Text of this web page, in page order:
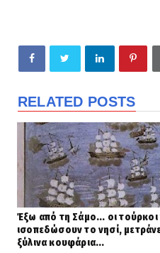
RELATED POSTS
Έξω από τη Σάμο... οι
ισοπεδώσουν το νησί,
ξύλινα κουφάρια...